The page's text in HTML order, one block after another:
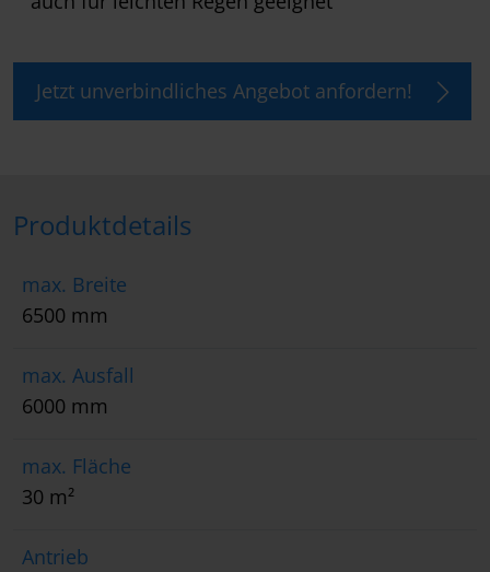
Jetzt unverbindliches Angebot anfordern!
Produktdetails
max. Breite
6500 mm
max. Ausfall
6000 mm
max. Fläche
30 m²
Antrieb